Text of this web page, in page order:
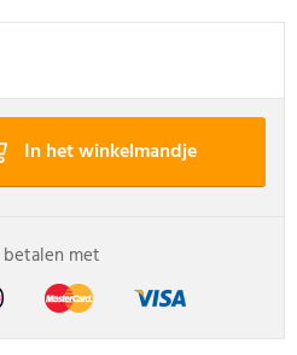
In het winkelmandje
met